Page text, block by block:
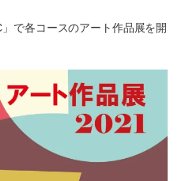
で各コースのアート作品展を開